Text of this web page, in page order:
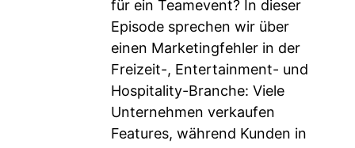
für ein Teamevent? In dieser
Episode sprechen wir über
einen Marketingfehler in der
Freizeit-, Entertainment- und
Hospitality-Branche: Viele
Unternehmen verkaufen
Features, während Kunden in